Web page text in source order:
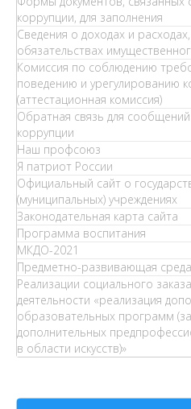
коррупции, для заполнения
Сведения о доходах и
обязательствах
Комиссия по соблюдению
поведению и урегулированию
(аттестационная комиссия)
Обратная связь для
коррупции
Наш профсоюз
Я патриот России
Официальный сайт о
(муниципальных) учреждениях
Законодательная карта сайта
Программа воспитания
МКДО-2021
Предметно-развивающая среда
Реализации социального
деятельности «реализация
образовательных программ
дополнительных
в области искусств)»